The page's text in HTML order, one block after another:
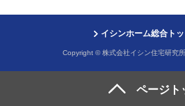
イシンホーム総合ト
Copyright © 株式会社イシン住宅研究